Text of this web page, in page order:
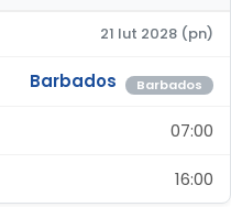
21 lut 2028 (pn)
Barbados Barbados
07:00
16:00